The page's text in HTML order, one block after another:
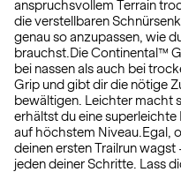
anspruchsvollem Terrain
die verstellbaren
genau so anzupassen, wie
brauchst.Die Continental™
bei nassen als auch bei
Grip und gibt dir die nötige
bewältigen. Leichter macht
erhältst du eine
auf höchstem Niveau.Egal,
deinen ersten Trailrun
jeden deiner Schritte. Lass